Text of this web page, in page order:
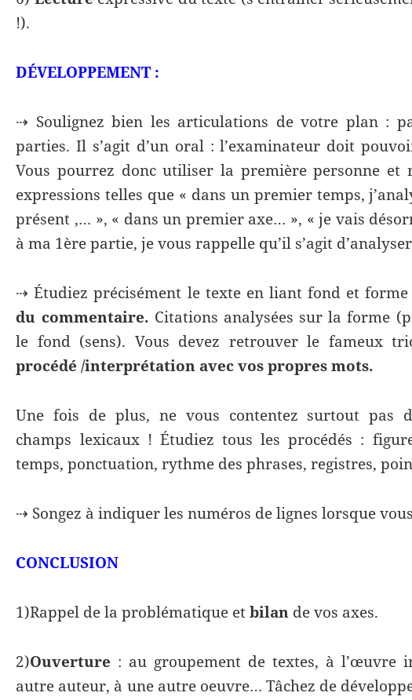
!).
DÉVELOPPEMENT :
⇢ Soulignez bien les articulations de votre plan :
parties. Il s’agit d’un oral : l’examinateur doit
Vous pourrez donc utiliser la première personne et
expressions telles que « dans un premier temps,
présent ,… », « dans un premier axe… », « je vais
à ma 1ère partie, je vous rappelle qu’il s’agit
⇢ Étudiez précisément le texte en liant fond et forme
du commentaire. Citations analysées sur la forme
le fond (sens). Vous devez retrouver le fameux
procédé /interprétation avec vos propres mots.
Une fois de plus, ne vous contentez surtout pas
champs lexicaux ! Étudiez tous les procédés :
temps, ponctuation, rythme des phrases, registres,
⇢ Songez à indiquer les numéros de lignes lorsque
CONCLUSION
1)Rappel de la problématique etbilan de vos axes.
2)Ouverture : au groupement de textes, à l’œuvre
autre auteur, à une autre oeuvre… Tâchez de